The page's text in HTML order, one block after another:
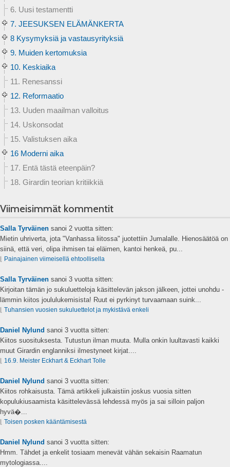
6. Uusi testamentti
7. JEESUKSEN ELÄMÄNKERTA
8 Kysymyksiä ja vastausyrityksiä
9. Muiden kertomuksia
10. Keskiaika
11. Renesanssi
12. Reformaatio
13. Uuden maailman valloitus
14. Uskonsodat
15. Valistuksen aika
16 Moderni aika
17. Entä tästä eteenpäin?
18. Girardin teorian kritiikkiä
Viimeisimmät kommentit
Salla Tyrväinen sanoi 2 vuotta sitten:
Mietin uhriverta, jota "Vanhassa liitossa" juotettiin Jumalalle. Hienosäätöä on
siinä, että veri, olipa ihmisen tai eläimen, kantoi henkeä, pu...
⌊ Painajainen viimeisellä ehtoollisella
Salla Tyrväinen sanoi 3 vuotta sitten:
Kirjoitan tämän jo sukuluetteloja käsittelevän jakson jälkeen, jottei unohdu -
lämmin kiitos joululukemisista! Ruut ei pyrkinyt turvaamaan suink...
⌊ Tuhansien vuosien sukuluettelot ja mykistävä enkeli
Daniel Nylund sanoi 3 vuotta sitten:
Kiitos suosituksesta. Tutustun ilman muuta. Mulla onkin luultavasti kaikki
muut Girardin englanniksi ilmestyneet kirjat....
⌊ 16.9. Meister Eckhart & Eckhart Tolle
Daniel Nylund sanoi 3 vuotta sitten:
Kiitos rohkaisusta. Tämä artikkeli julkaistiin joskus vuosia sitten
kopulukiusaamista käsittelevässä lehdessä myös ja sai silloin paljon
hyvä�...
⌊ Toisen posken kääntämisestä
Daniel Nylund sanoi 3 vuotta sitten:
Hmm. Tähdet ja enkelit tosiaam menevät vähän sekaisin Raamatun
mytologiassa....